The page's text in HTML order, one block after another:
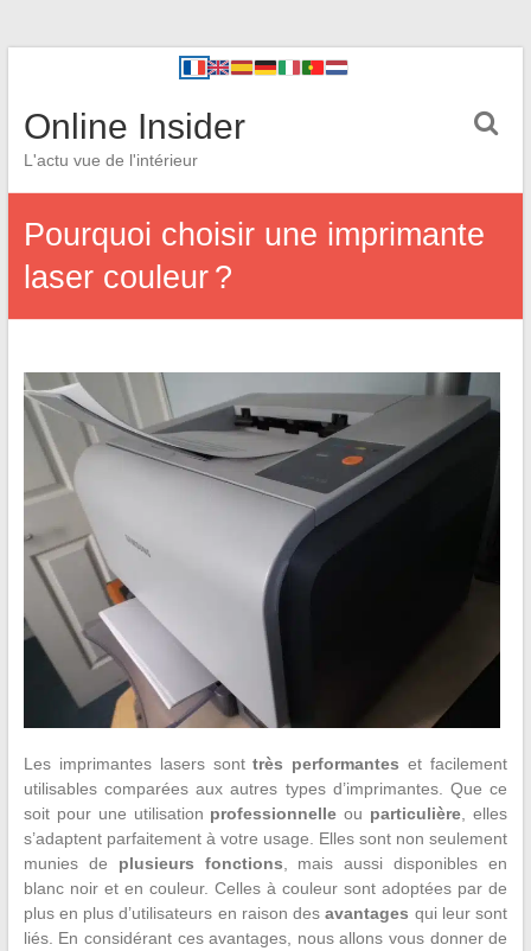
Online Insider
L'actu vue de l'intérieur
Pourquoi choisir une imprimante
laser couleur ?
Les imprimantes lasers sonttrès performantes et facilement
utilisables comparées aux autres types d’imprimantes. Que ce
soit pour une utilisation professionnelle ou particulière , elles
s’adaptent parfaitement à votre usage. Elles sont non seulement
munies de plusieurs fonctions , mais aussi disponibles en
blanc noir et en couleur. Celles à couleur sont adoptées par de
plus en plus d’utilisateurs en raison desavantages qui leur sont
liés. En considérant ces avantages, nous allons vous donner de